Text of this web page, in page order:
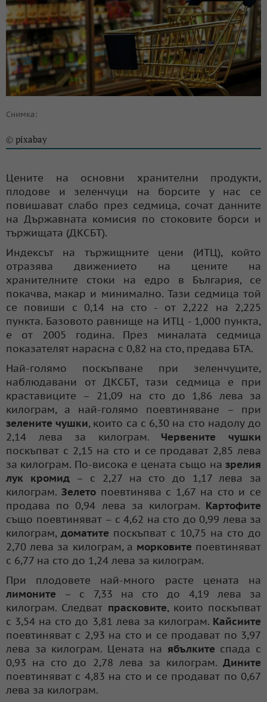
Снимка:
© pixabay
Цените на основни хранителни продукти,
плодове и зеленчуци на борсите у нас се
повишават слабо през седмица, сочат данните
на Държавната комисия по стоковите борси и
тържищата (ДКСБТ).
Индексът на тържищните цени (ИТЦ), който
отразява движението на цените на
хранителните стоки на едро в България, се
покачва, макар и минимално. Тази седмица той
се повиши с 0,14 на сто - от 2,222 на 2,225
пункта. Базовото равнище на ИТЦ - 1,000 пункта,
е от 2005 година. През миналата седмица
показателят нарасна с 0,82 на сто, предава БТА.
Най-голямо поскъпване при зеленчуците,
наблюдавани от ДКСБТ, тази седмица е при
краставиците – 21,09 на сто до 1,86 лева за
килограм, а най-голямо поевтиняване – при
зелените чушки, които са с 6,30 на сто надолу до
2,14 лева за килограм. Червените чушки
поскъпват с 2,15 на сто и се продават 2,85 лева
за килограм. По-висока е цената също на зрелия
лук кромид– с 2,27 на сто до 1,17 лева за
килограм. Зелето поевтинява с 1,67 на сто и се
продава по 0,94 лева за килограм. Картофите
също поевтиняват – с 4,62 на сто до 0,99 лева за
килограм, доматите поскъпват с 10,75 на сто до
2,70 лева за килограм, а морковите поевтиняват
с 6,77 на сто до 1,24 лева за килограм.
При плодовете най-много расте цената на
лимоните – с 7,33 на сто до 4,19 лева за
килограм. Следват прасковите, които поскъпват
с 3,54 на сто до 3,81 лева за килограм. Кайсиите
поевтиняват с 2,93 на сто и се продават по 3,97
лева за килограм. Цената на ябълките спада с
0,93 на сто до 2,78 лева за килограм. Дините
поевтиняват с 4,83 на сто и се продават по 0,67
лева за килограм.